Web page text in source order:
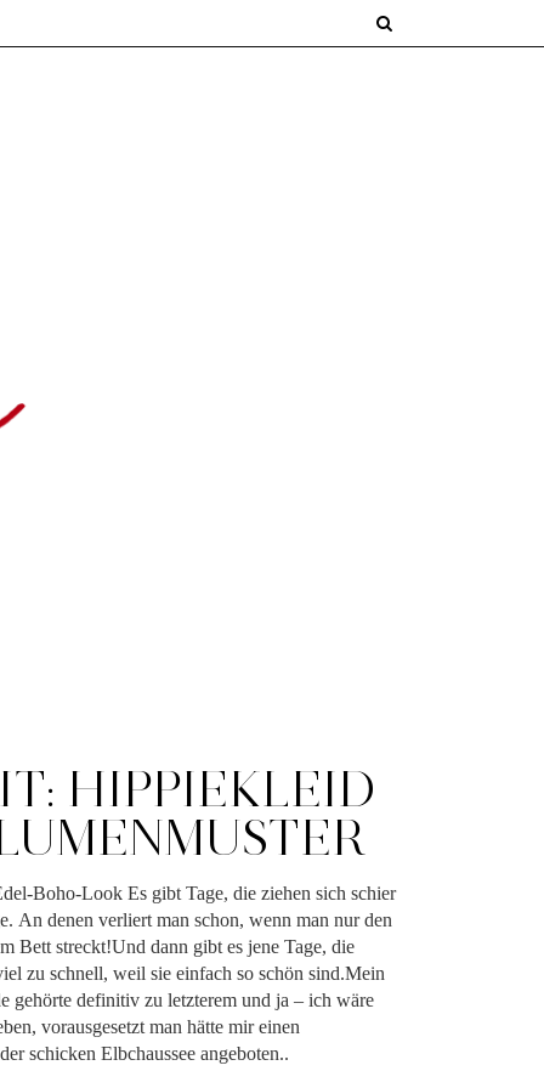
HIPPIEKLEID
Boho-Look Es gibt Tage, die ziehen sich schier
An denen verliert man schon, wenn man nur den
Bett streckt!Und dann gibt es jene Tage, die
zu schnell, weil sie einfach so schön sind.Mein
gehörte definitiv zu letzterem und ja – ich wäre
vorausgesetzt man hätte mir einen
schicken Elbchaussee angeboten..